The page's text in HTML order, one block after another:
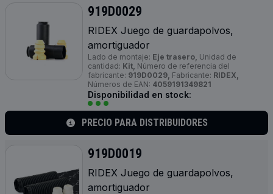
919D0029
RIDEX Juego de guardapolvos,
amortiguador
Lado de montaje: Eje trasero, Unidad de
cantidad: Kit, Número de referencia del
fabricante: 919D0029, Fabricante: RIDEX,
Números de EAN: 4059191349821
Disponibilidad en stock:
PRECIO PARA DISTRIBUIDORES
919D0019
RIDEX Juego de guardapolvos,
amortiguador